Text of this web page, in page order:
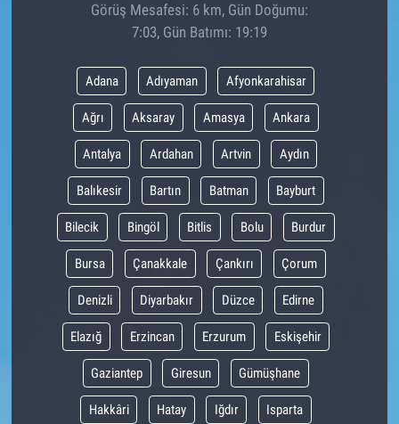
Görüş Mesafesi: 6 km, Gün Doğumu:
7:03, Gün Batımı: 19:19
Adana Adıyaman Afyonkarahisar
Ağrı Aksaray Amasya Ankara
Antalya Ardahan Artvin Aydın
Balıkesir Bartın Batman Bayburt
Bilecik Bingöl Bitlis Bolu Burdur
Bursa Çanakkale Çankırı Çorum
Denizli Diyarbakır Düzce Edirne
Elazığ Erzincan Erzurum Eskişehir
Gaziantep Giresun Gümüşhane
Hakkâri Hatay Iğdır Isparta